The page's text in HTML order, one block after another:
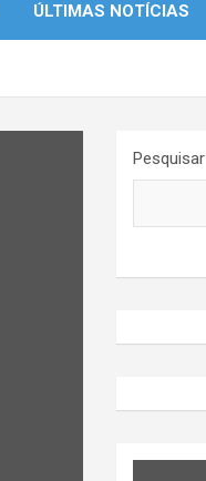
ÚLTIMAS NOTÍCIAS
Pesquisar